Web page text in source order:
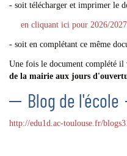
- soit télécharger et imprimer le
en cliquant ici pour 2026/2027
- soit en complétant ce même
Une fois le document complété il
de la mairie aux jours
Blog de l'école
http://edu1d.ac-toulouse.fr/